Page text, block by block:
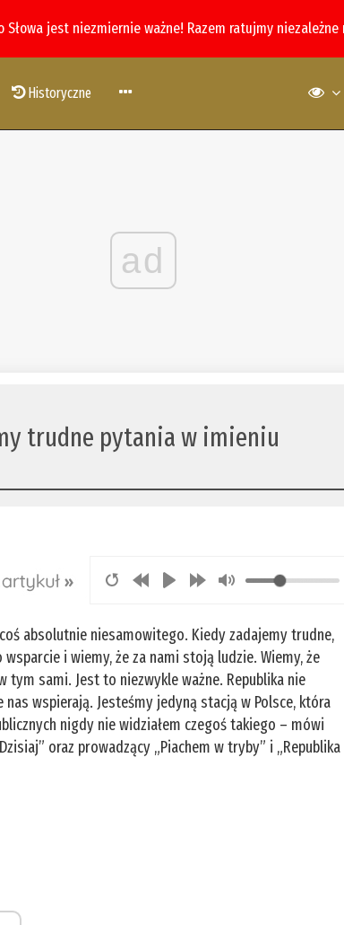
jest niezmiernie ważne! Razem ratujmy
Historyczne
ad
trudne pytania w imieniu
absolutnie niesamowitego. Kiedy zadajemy trudne,
i wiemy, że za nami stoją ludzie. Wiemy, że
sami. Jest to niezwykle ważne. Republika nie
wspierają. Jesteśmy jedyną stacją w Polsce, która
nigdy nie widziałem czegoś takiego – mówi
oraz prowadzący „Piachem w tryby” i „Republika